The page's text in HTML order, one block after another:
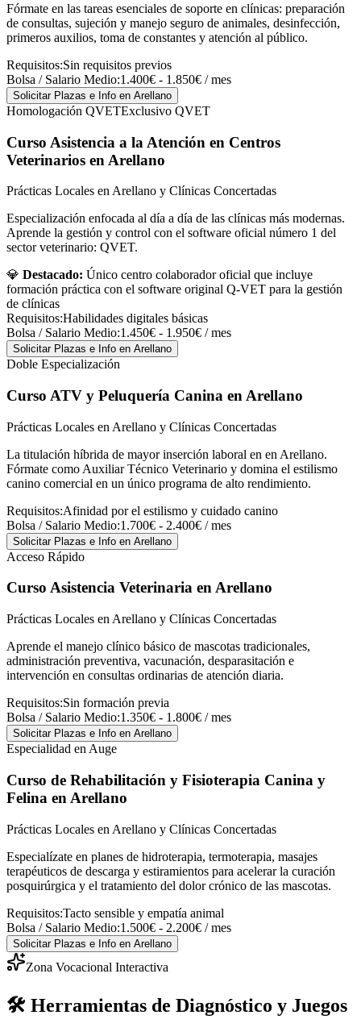
Fórmate en las tareas esenciales de soporte en clínicas: preparación
de consultas, sujeción y manejo seguro de animales, desinfección,
primeros auxilios, toma de constantes y atención al público.
Requisitos:Sin requisitos previos
Bolsa / Salario Medio:1.400€ - 1.850€ / mes
Solicitar Plazas e Info en Arellano
Homologación QVETExclusivo QVET
Curso Asistencia a la Atención en Centros
Veterinarios en Arellano
Prácticas Locales en Arellano y Clínicas Concertadas
Especialización enfocada al día a día de las clínicas más modernas.
Aprende la gestión y control con el software oficial número 1 del
sector veterinario: QVET.
💎 Destacado: Único centro colaborador oficial que incluye
formación práctica con el software original Q-VET para la gestión
de clínicas
Requisitos:Habilidades digitales básicas
Bolsa / Salario Medio:1.450€ - 1.950€ / mes
Solicitar Plazas e Info en Arellano
Doble Especialización
Curso ATV y Peluquería Canina en Arellano
Prácticas Locales en Arellano y Clínicas Concertadas
La titulación híbrida de mayor inserción laboral en en Arellano.
Fórmate como Auxiliar Técnico Veterinario y domina el estilismo
canino comercial en un único programa de alto rendimiento.
Requisitos:Afinidad por el estilismo y cuidado canino
Bolsa / Salario Medio:1.700€ - 2.400€ / mes
Solicitar Plazas e Info en Arellano
Acceso Rápido
Curso Asistencia Veterinaria en Arellano
Prácticas Locales en Arellano y Clínicas Concertadas
Aprende el manejo clínico básico de mascotas tradicionales,
administración preventiva, vacunación, desparasitación e
intervención en consultas ordinarias de atención diaria.
Requisitos:Sin formación previa
Bolsa / Salario Medio:1.350€ - 1.800€ / mes
Solicitar Plazas e Info en Arellano
Especialidad en Auge
Curso de Rehabilitación y Fisioterapia Canina y
Felina en Arellano
Prácticas Locales en Arellano y Clínicas Concertadas
Especialízate en planes de hidroterapia, termoterapia, masajes
terapéuticos de descarga y estiramientos para acelerar la curación
posquirúrgica y el tratamiento del dolor crónico de las mascotas.
Requisitos:Tacto sensible y empatía animal
Bolsa / Salario Medio:1.500€ - 2.200€ / mes
Solicitar Plazas e Info en Arellano
Zona Vocacional Interactiva
🛠️ Herramientas de Diagnóstico y Juegos